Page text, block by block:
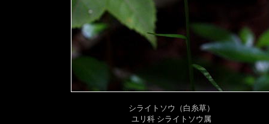
シライトソウ（白糸草）
ユリ科 シライトソウ属